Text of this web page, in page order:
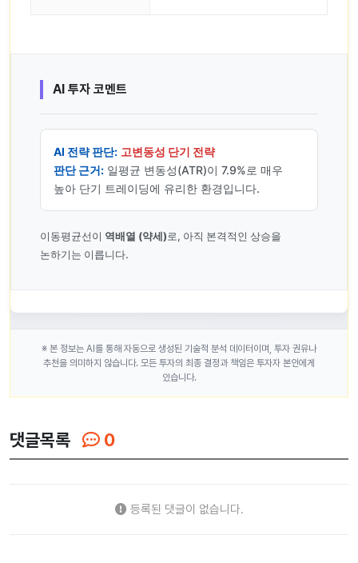
AI 투자 코멘트
AI 전략 판단: 고변동성 단기 전략
판단 근거: 일평균 변동성(ATR)이 7.9%로 매우
높아 단기 트레이딩에 유리한 환경입니다.
이동평균선이 역배열 (약세)로, 아직 본격적인 상승을
논하기는 이릅니다.
※ 본 정보는 AI를 통해 자동으로 생성된 기술적 분석 데이터이며, 투자 권유나
추천을 의미하지 않습니다. 모든 투자의 최종 결정과 책임은 투자자 본인에게
있습니다.
댓글목록 0
등록된 댓글이 없습니다.